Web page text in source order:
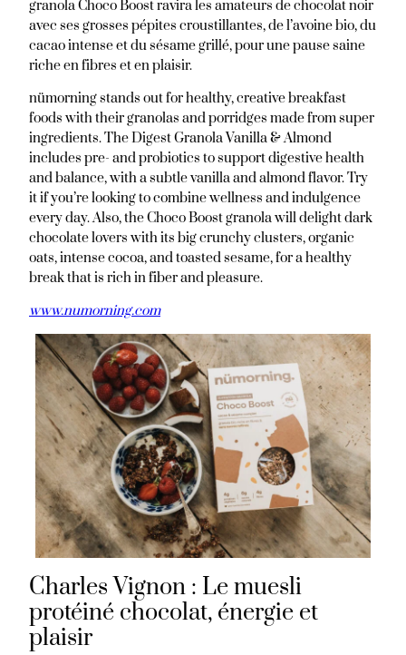
granola Choco Boost ravira les amateurs de chocolat noir
avec ses grosses pépites croustillantes, de l’avoine bio, du
cacao intense et du sésame grillé, pour une pause saine
riche en fibres et en plaisir.
nümorning stands out for healthy, creative breakfast
foods with their granolas and porridges made from super
ingredients. The Digest Granola Vanilla & Almond
includes pre- and probiotics to support digestive health
and balance, with a subtle vanilla and almond flavor. Try
it if you’re looking to combine wellness and indulgence
every day. Also, the Choco Boost granola will delight dark
chocolate lovers with its big crunchy clusters, organic
oats, intense cocoa, and toasted sesame, for a healthy
break that is rich in fiber and pleasure.
www.numorning.com
Charles Vignon : Le muesli
protéiné chocolat, énergie et
plaisir